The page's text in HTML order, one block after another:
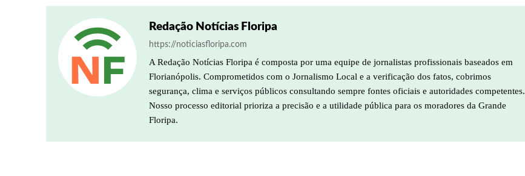
Redação Notícias Floripa
https://noticiasfloripa.com
A Redação Notícias Floripa é composta por uma equipe de jornalistas profissionais baseados em
Florianópolis. Comprometidos com o Jornalismo Local e a verificação dos fatos, cobrimos
segurança, clima e serviços públicos consultando sempre fontes oficiais e autoridades competentes.
Nosso processo editorial prioriza a precisão e a utilidade pública para os moradores da Grande
Floripa.